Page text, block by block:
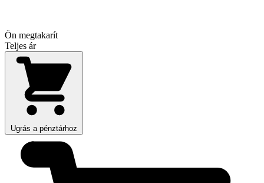
Ön megtakarít
Teljes ár
Ugrás a pénztárhoz